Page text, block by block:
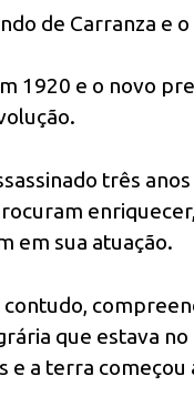
de Carranza e
1920 e o novo
três
em sua atuação.
contudo,
que estava
a terra começou